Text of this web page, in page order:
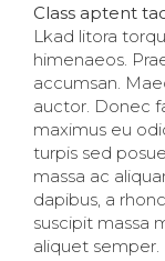
Class aptent
Lkad litora
himenaeos.
accumsan.
auctor. Donec
maximus eu
turpis sed
massa ac
dapibus, a
suscipit massa
aliquet semper.